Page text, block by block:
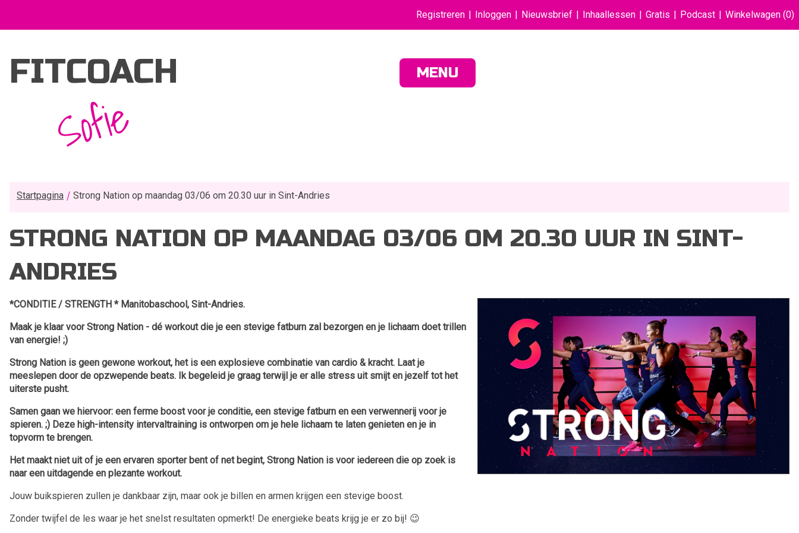
Registreren Inloggen Nieuwsbrief Inhaallessen Gratis Podcast Winkelwagen (0)
FITCOACH
Sofie
MENU
Startpagina Strong Nation op maandag 03/06 om 20.30 uur in Sint-Andries
STRONG NATION OP MAANDAG 03/06 OM 20.30 UUR IN SINT-
ANDRIES
*CONDITIE / STRENGTH * Manitobaschool, Sint-Andries.
Maak je klaar voor Strong Nation - dé workout die je een stevige fatburn zal bezorgen en je lichaam doet trillen
van energie! ;)
Strong Nation is geen gewone workout, het is een explosieve combinatie van cardio & kracht. Laat je
meeslepen door de opzwepende beats. Ik begeleid je graag terwijl je er alle stress uit smijt en jezelf tot het
uiterste pusht.
Samen gaan we hiervoor: een ferme boost voor je conditie, een stevige fatburn en een verwennerij voor je
spieren. ;) Deze high-intensity intervaltraining is ontworpen om je hele lichaam te laten genieten en je in
topvorm te brengen.
Het maakt niet uit of je een ervaren sporter bent of net begint, Strong Nation is voor iedereen die op zoek is
naar een uitdagende en plezante workout.
Jouw buikspieren zullen je dankbaar zijn, maar ook je billen en armen krijgen een stevige boost.
Zonder twijfel de les waar je het snelst resultaten opmerkt! De energieke beats krijg je er zo bij! 😉